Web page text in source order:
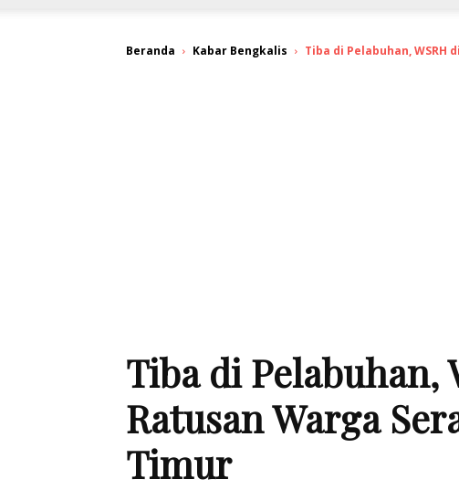
Beranda Kabar Bengkalis Tiba di Pelabuhan, WSRH
Tiba di Pelabuhan,
Ratusan Warga
Timur